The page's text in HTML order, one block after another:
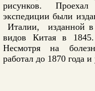
рисунков.
экспедиции были
Италии, изданной в
видов Китая в 1845.
Несмотря на
работал до 1870 года